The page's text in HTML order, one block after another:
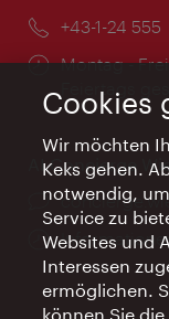
Telefon:
+43-1-24 555
Montag -
Feiertags
AI Concierge
Ort:
Cookies
Wir möchten
Keks gehen.
notwendig,
Service zu
Websites und
Interessen
ermöglichen.
können Sie